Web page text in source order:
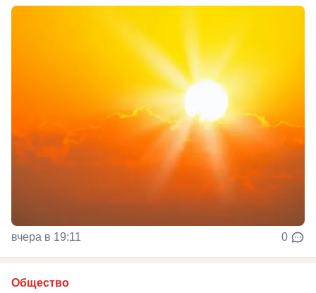
вчера в 19:11 0
Общество